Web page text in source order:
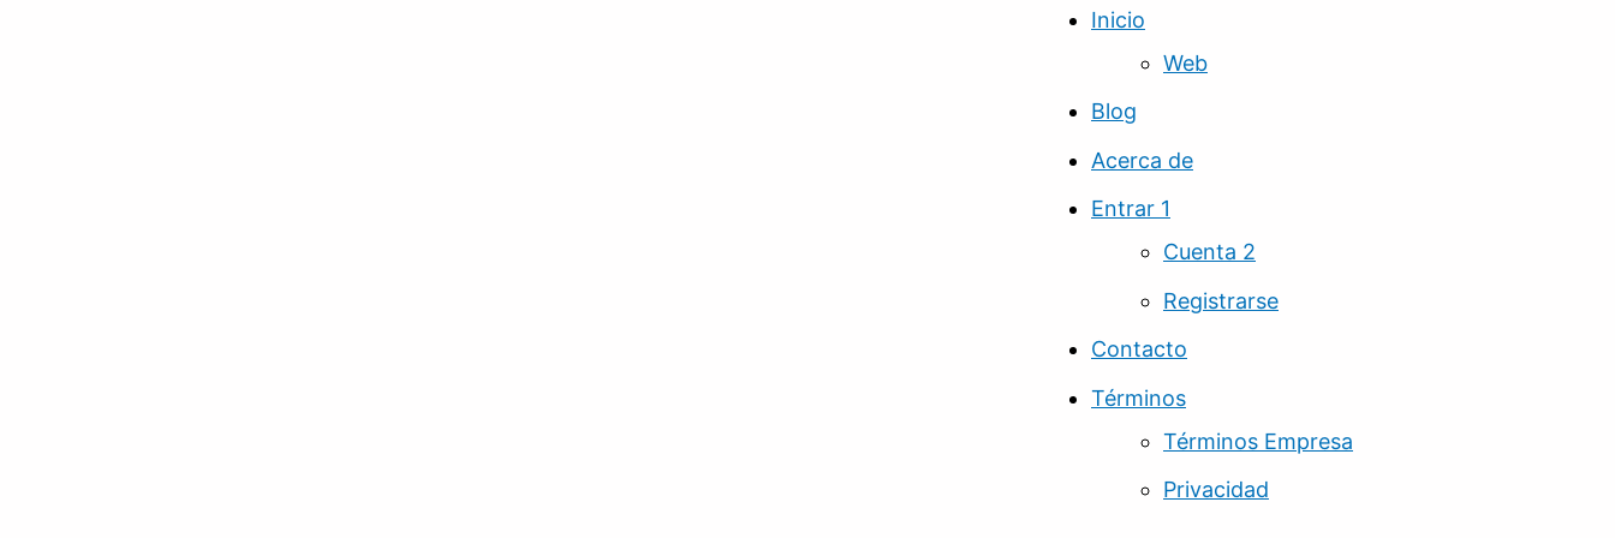
Inicio
Web
Blog
Acerca de
Entrar 1
Cuenta 2
Registrarse
Contacto
Términos
Términos Empresa
Privacidad